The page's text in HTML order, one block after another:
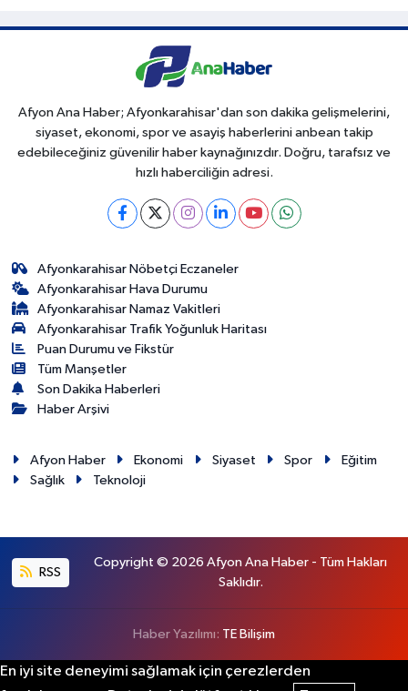
Afyon Ana Haber; Afyonkarahisar'dan son dakika gelişmelerini,
siyaset, ekonomi, spor ve asayiş haberlerini anbean takip
edebileceğiniz güvenilir haber kaynağınızdır. Doğru, tarafsız ve
hızlı haberciliğin adresi.
Afyonkarahisar Nöbetçi Eczaneler
Afyonkarahisar Hava Durumu
Afyonkarahisar Namaz Vakitleri
Afyonkarahisar Trafik Yoğunluk Haritası
Puan Durumu ve Fikstür
Tüm Manşetler
Son Dakika Haberleri
Haber Arşivi
Afyon Haber Ekonomi Siyaset Spor
Eğitim
Sağlık
Teknoloji
RSS
Copyright © 2026 Afyon Ana Haber - Tüm Hakları
Saklıdır.
Haber Yazılımı: TE Bilişim
En iyi site deneyimi sağlamak için çerezlerden